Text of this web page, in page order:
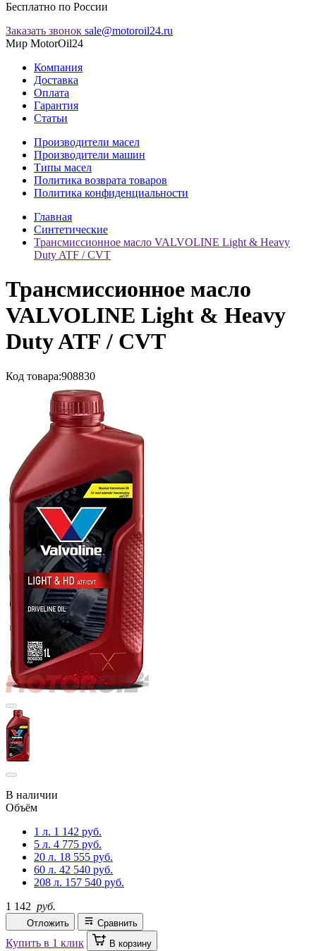
Бесплатно по России
Заказать звонок sale@motoroil24.ru
Мир MotorOil24
Компания
Доставка
Оплата
Гарантия
Статьи
Производители масел
Производители машин
Типы масел
Политика возврата товаров
Политика конфиденциальности
Главная
Синтетические
Трансмиссионное масло VALVOLINE Light & Heavy
Duty ATF / CVT
Трансмиссионное масло
VALVOLINE Light & Heavy
Duty ATF / CVT
Код товара:908830
В наличии
Объём
1 л. 1 142 руб.
5 л. 4 775 руб.
20 л. 18 555 руб.
60 л. 42 540 руб.
208 л. 157 540 руб.
1 142 руб.
Отложить Сравнить
Купить в 1 клик В корзину